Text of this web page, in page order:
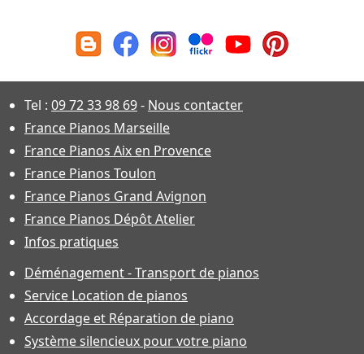
Tel : 09 72 33 98 69- Nous contacter
France Pianos Marseille
France Pianos Aix en Provence
France Pianos Toulon
France Pianos Grand Avignon
France Pianos Dépôt Atelier
Infos pratiques
Déménagement - Transport de pianos
Service Location de pianos
Accordage et Réparation de piano
Système silencieux pour votre piano